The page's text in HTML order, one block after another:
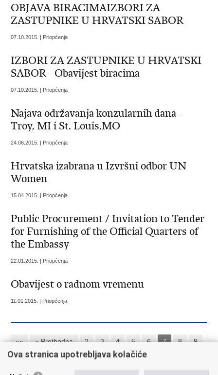
OBJAVA BIRACIMAIZBORI ZA
ZASTUPNIKE U HRVATSKI SABOR
07.10.2015. | Priopćenja
IZBORI ZA ZASTUPNIKE U HRVATSKI
SABOR - Obavijest biracima
07.10.2015. | Priopćenja
Najava održavanja konzularnih dana -
Troy, MI i St. Louis,MO
24.06.2015. | Priopćenja
Hrvatska izabrana u Izvršni odbor UN
Women
15.04.2015. | Priopćenja
Public Procurement / Invitation to Tender
for Furnishing of the Official Quarters of
the Embassy
22.01.2015. | Priopćenja
Obavijest o radnom vremenu
11.01.2015. | Priopćenja
«« « Prethodna 2 3 4 5 6 7 8
9
10
11 Sljedeća » »»
Ova stranica upotrebljava kolačiće